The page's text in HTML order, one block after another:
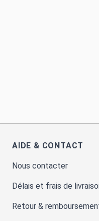
AIDE & CONTACT
Nous contacter
Délais et frais de
Retour &